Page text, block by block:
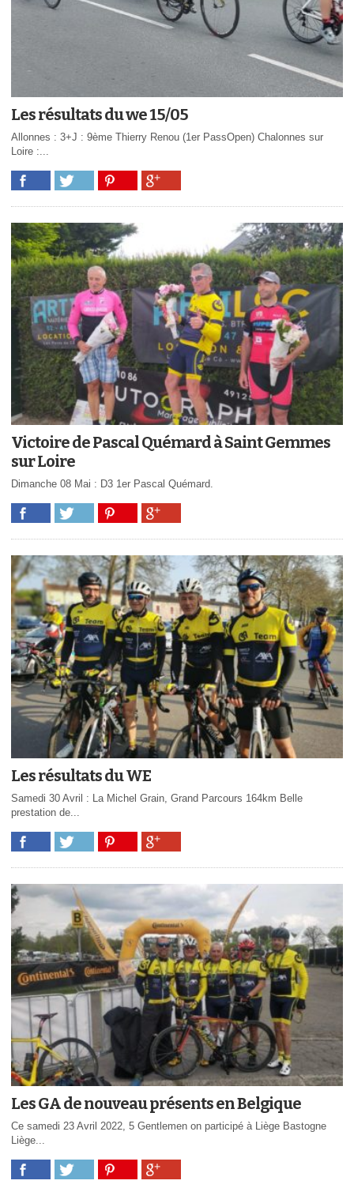
Les résultats du we 15/05
Allonnes : 3+J : 9ème Thierry Renou (1er PassOpen) Chalonnes sur
Loire :...
Victoire de Pascal Quémard à Saint Gemmes
sur Loire
Dimanche 08 Mai : D3 1er Pascal Quémard.
Les résultats du WE
Samedi 30 Avril : La Michel Grain, Grand Parcours 164km Belle
prestation de...
Les GA de nouveau présents en Belgique
Ce samedi 23 Avril 2022, 5 Gentlemen on participé à Liège Bastogne
Liège...